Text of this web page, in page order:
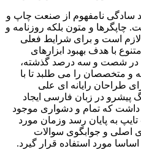
سادگی نامفهوم از صنعت چاپ و
چاپگرها و متون بلکه روزنامه و
است و برای شرایط فعلی
با هدف بهبود ابزارهای
در شصت و سه درصد گذشته،
و متخصصان را می طلبد تا با
طراحان رایانه ای علی
در زبان فارسی ایجاد
که تمام و دشواری موجود
به پایان رسد وزمان مورد
اصلی و جوابگوی سوالات
مورد استفاده قرار گیرد.